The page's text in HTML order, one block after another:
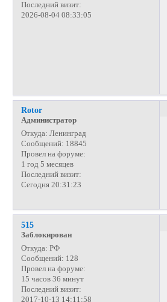
Последний визит:
2026-08-04 08:33:05
Rotor
Администратор
Откуда: Ленинград
Сообщений: 18845
Провел на форуме:
1 год 5 месяцев
Последний визит:
Сегодня 20:31:23
515
Заблокирован
Откуда: РФ
Сообщений: 128
Провел на форуме:
15 часов 36 минут
Последний визит:
2017-10-13 14:11:58